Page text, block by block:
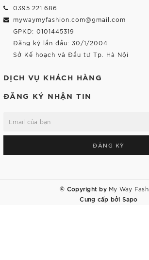
0395.221.686
mywaymyfashion.com@gmail.com
GPKD: 0101445319
Đăng ký lần đầu: 30/1/2004
Sở Kế hoạch và Đầu tư Tp. Hà Nội
DỊCH VỤ KHÁCH HÀNG
ĐĂNG KÝ NHẬN TIN
ĐĂNG KÝ
© Copyright by My Way
Cung cấp bởi Sapo